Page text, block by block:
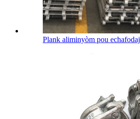
Plank aliminyòm pou echafodaj